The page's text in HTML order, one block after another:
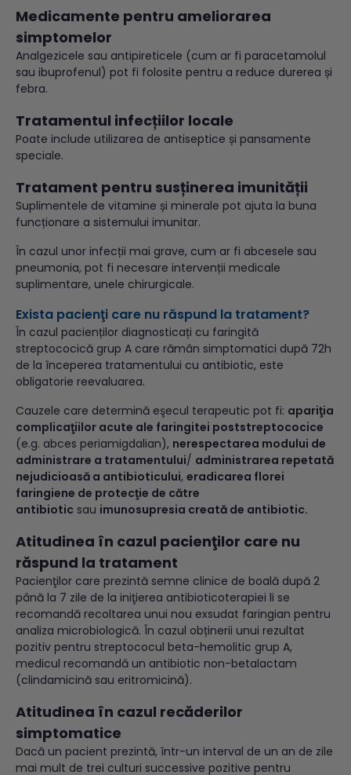
Medicamente pentru ameliorarea
simptomelor
Analgezicele sau antipireticele (cum ar fi paracetamolul
sau ibuprofenul) pot fi folosite pentru a reduce durerea și
febra.
Tratamentul infecțiilor locale
Poate include utilizarea de antiseptice și pansamente
speciale.
Tratament pentru susținerea imunității
Suplimentele de vitamine și minerale pot ajuta la buna
funcționare a sistemului imunitar.
În cazul unor infecții mai grave, cum ar fi abcesele sau
pneumonia, pot fi necesare intervenții medicale
suplimentare, unele chirurgicale.
Exista pacienţi care nu răspund la tratament?
În cazul pacienților diagnosticați cu faringită
streptococică grup A care rămân simptomatici după 72h
de la începerea tratamentului cu antibiotic, este
obligatorie reevaluarea.
Cauzele care determină eşecul terapeutic pot fi: apariţia
complicaţiilor acute ale faringitei poststreptococice
(e.g. abces periamigdalian), nerespectarea modului de
administrare a tratamentului/ administrarea repetată
nejudicioasă a antibioticului, eradicarea florei
faringiene de protecţie de către
antibiotic sau imunosupresia creată de antibiotic.
Atitudinea în cazul pacienţilor care nu
răspund la tratament
Pacienţilor care prezintă semne clinice de boală după 2
până la 7 zile de la iniţierea antibioticoterapiei li se
recomandă recoltarea unui nou exsudat faringian pentru
analiza microbiologică. În cazul obținerii unui rezultat
pozitiv pentru streptococul beta-hemolitic grup A,
medicul recomandă un antibiotic non-betalactam
(clindamicină sau eritromicină).
Atitudinea în cazul recăderilor
simptomatice
Dacă un pacient prezintă, într-un interval de un an de zile
mai mult de trei culturi successive pozitive pentru